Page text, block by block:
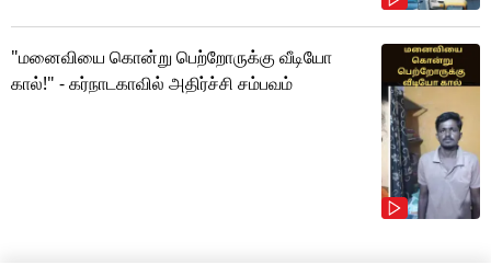
"மனைவியை கொன்று பெற்றோருக்கு வீடியோ
கால்!" - கர்நாடகாவில் அதிர்ச்சி சம்பவம்